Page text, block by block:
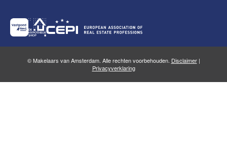
© Makelaars van Amsterdam. Alle rechten voorbehouden. Disclaimer|
Privacyverklaring